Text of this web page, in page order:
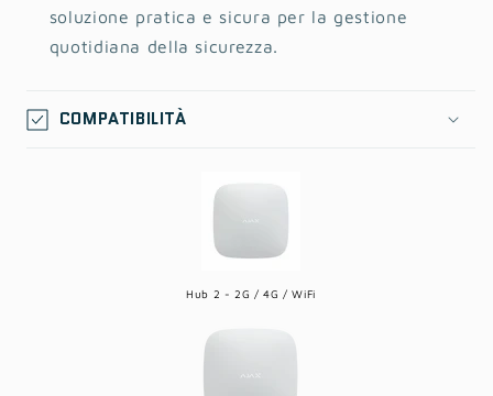
soluzione pratica e sicura per la gestione
quotidiana della sicurezza.
COMPATIBILITÀ
Hub 2 - 2G / 4G / WiFi